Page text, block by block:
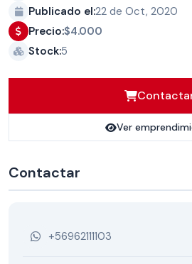
Publicado el:22 de Oct, 2020
Precio:$4.000
Stock:5
Ver
Contactar
+56962111103